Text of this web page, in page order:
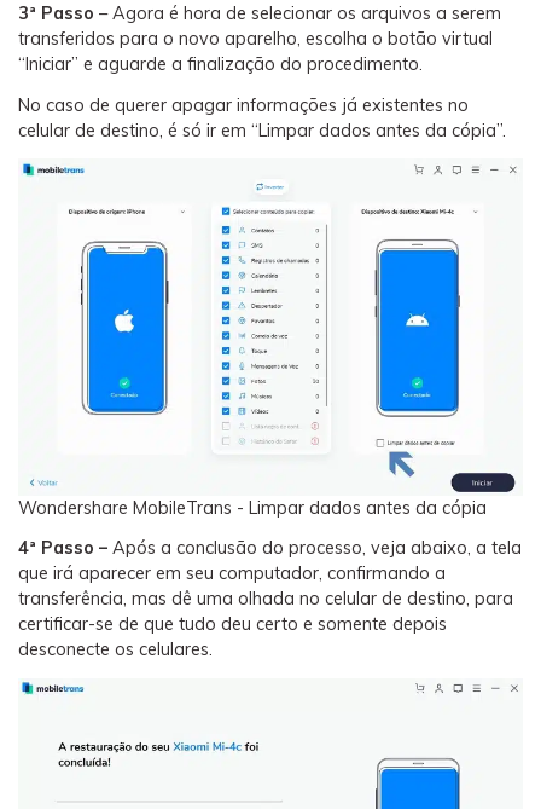
3ª Passo – Agora é hora de selecionar os arquivos a serem
transferidos para o novo aparelho, escolha o botão virtual
“Iniciar” e aguarde a finalização do procedimento.
No caso de querer apagar informações já existentes no
celular de destino, é só ir em “Limpar dados antes da cópia”.
Wondershare MobileTrans - Limpar dados antes da cópia
4ª Passo – Após a conclusão do processo, veja abaixo, a tela
que irá aparecer em seu computador, confirmando a
transferência, mas dê uma olhada no celular de destino, para
certificar-se de que tudo deu certo e somente depois
desconecte os celulares.